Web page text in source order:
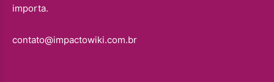
importa.
contato@impactowiki.com.br